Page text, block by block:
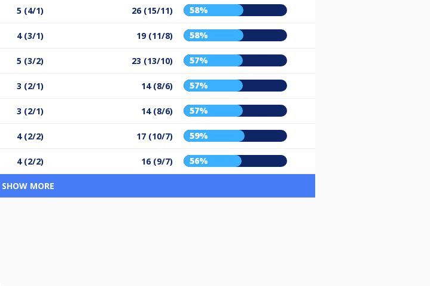
5 (4/1) 26 (15/11) 58%
4 (3/1) 19 (11/8) 58%
5 (3/2) 23 (13/10) 57%
3 (2/1) 14 (8/6) 57%
3 (2/1) 14 (8/6) 57%
4 (2/2) 17 (10/7) 59%
4 (2/2) 16 (9/7) 56%
SHOW MORE